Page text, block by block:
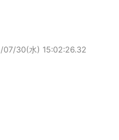
07/30(水) 15:02:26.32